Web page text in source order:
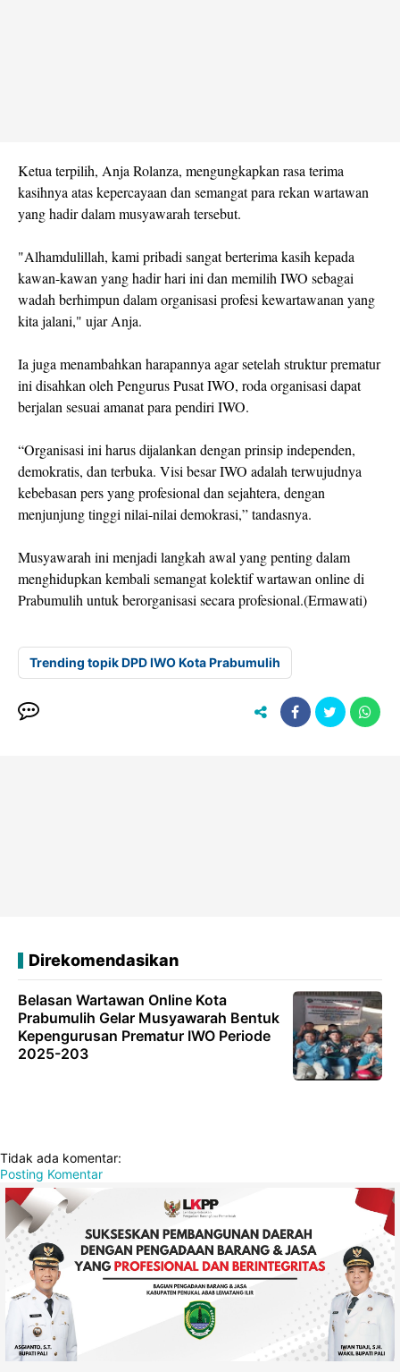
Ketua terpilih, Anja Rolanza, mengungkapkan rasa terima
kasihnya atas kepercayaan dan semangat para rekan wartawan
yang hadir dalam musyawarah tersebut.
"Alhamdulillah, kami pribadi sangat berterima kasih kepada
kawan-kawan yang hadir hari ini dan memilih IWO sebagai
wadah berhimpun dalam organisasi profesi kewartawanan yang
kita jalani," ujar Anja.
Ia juga menambahkan harapannya agar setelah struktur prematur
ini disahkan oleh Pengurus Pusat IWO, roda organisasi dapat
berjalan sesuai amanat para pendiri IWO.
“Organisasi ini harus dijalankan dengan prinsip independen,
demokratis, dan terbuka. Visi besar IWO adalah terwujudnya
kebebasan pers yang profesional dan sejahtera, dengan
menjunjung tinggi nilai-nilai demokrasi,” tandasnya.
Musyawarah ini menjadi langkah awal yang penting dalam
menghidupkan kembali semangat kolektif wartawan online di
Prabumulih untuk berorganisasi secara profesional.(Ermawati)
Trending topik DPD IWO Kota Prabumulih
Direkomendasikan
Belasan Wartawan Online Kota
Prabumulih Gelar Musyawarah Bentuk
Kepengurusan Prematur IWO Periode
2025-203
Tidak ada komentar:
Posting Komentar